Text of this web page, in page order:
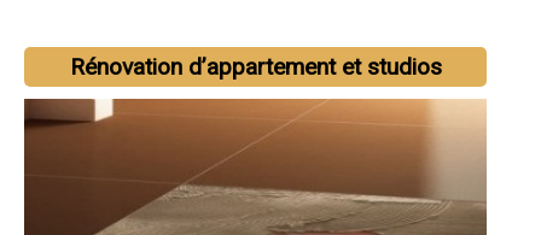
Rénovation d’appartement et studios